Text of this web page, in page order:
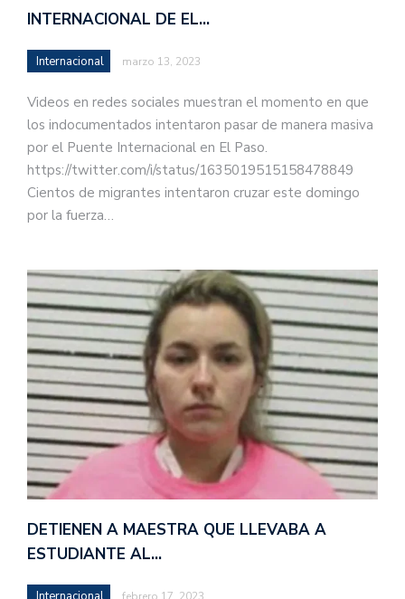
INTERNACIONAL DE EL…
Internacional marzo 13, 2023
Videos en redes sociales muestran el momento en que
los indocumentados intentaron pasar de manera masiva
por el Puente Internacional en El Paso.
https://twitter.com/i/status/1635019515158478849
Cientos de migrantes intentaron cruzar este domingo
por la fuerza…
DETIENEN A MAESTRA QUE LLEVABA A
ESTUDIANTE AL…